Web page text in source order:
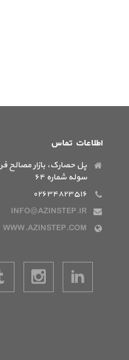
اطلاعات تماس
پل حصارک، بازار مصالح
سوله شماره ۶۴
۰۲۶۳۴۸۲۳۵۱۶
INFO@AZINSTEP.IR
WWW.AZINSTEP.COM